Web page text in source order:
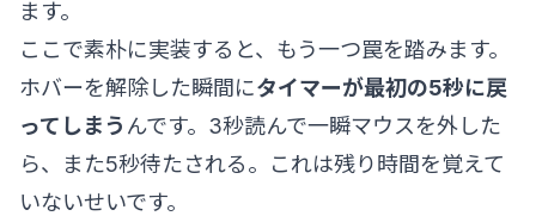
ます。
ここで素朴に実装すると、もう一つ罠を踏みます。
ホバーを解除した瞬間にタイマーが最初の5秒に戻
ってしまう んです。3秒読んで一瞬マウスを外した
ら、また5秒待たされる。これは残り時間を覚えて
いないせいです。